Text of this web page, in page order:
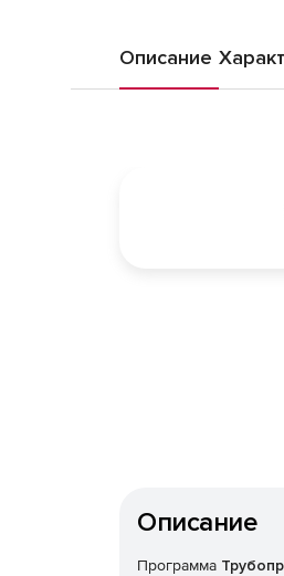
Описание
Описание
Программа